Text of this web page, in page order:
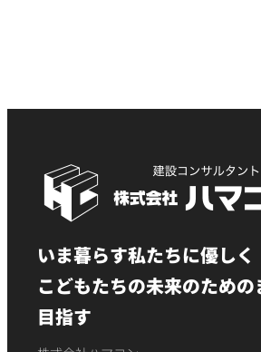
いま暮らす私たちに優しく
こどもたちの未来のため
目指す